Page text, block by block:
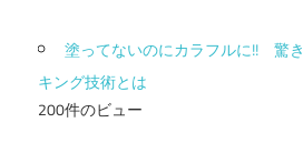
塗ってないのにカラフルに!! 驚
キング技術とは
200件のビュー